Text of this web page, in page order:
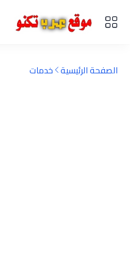
الصفحة الرئيسية خدمات